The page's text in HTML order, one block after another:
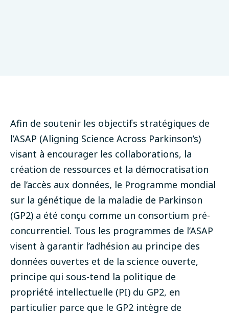
Afin de soutenir les objectifs stratégiques de
l’ASAP (Aligning Science Across Parkinson’s)
visant à encourager les collaborations, la
création de ressources et la démocratisation
de l’accès aux données, le Programme mondial
sur la génétique de la maladie de Parkinson
(GP2) a été conçu comme un consortium pré-
concurrentiel. Tous les programmes de l’ASAP
visent à garantir l’adhésion au principe des
données ouvertes et de la science ouverte,
principe qui sous-tend la politique de
propriété intellectuelle (PI) du GP2, en
particulier parce que le GP2 intègre de